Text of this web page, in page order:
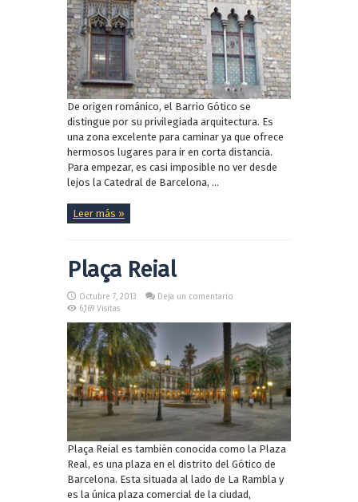
De origen románico, el Barrio Gótico se
distingue por su privilegiada arquitectura. Es
una zona excelente para caminar ya que ofrece
hermosos lugares para ir en corta distancia.
Para empezar, es casi imposible no ver desde
lejos la Catedral de Barcelona, ...
Leer más »
Plaça Reial
Octubre 7, 2013
Deja un comentario
6,169 Visitas
Plaça Reial es también conocida como la Plaza
Real, es una plaza en el distrito del Gótico de
Barcelona. Esta situada al lado de La Rambla y
es la única plaza comercial de la ciudad,